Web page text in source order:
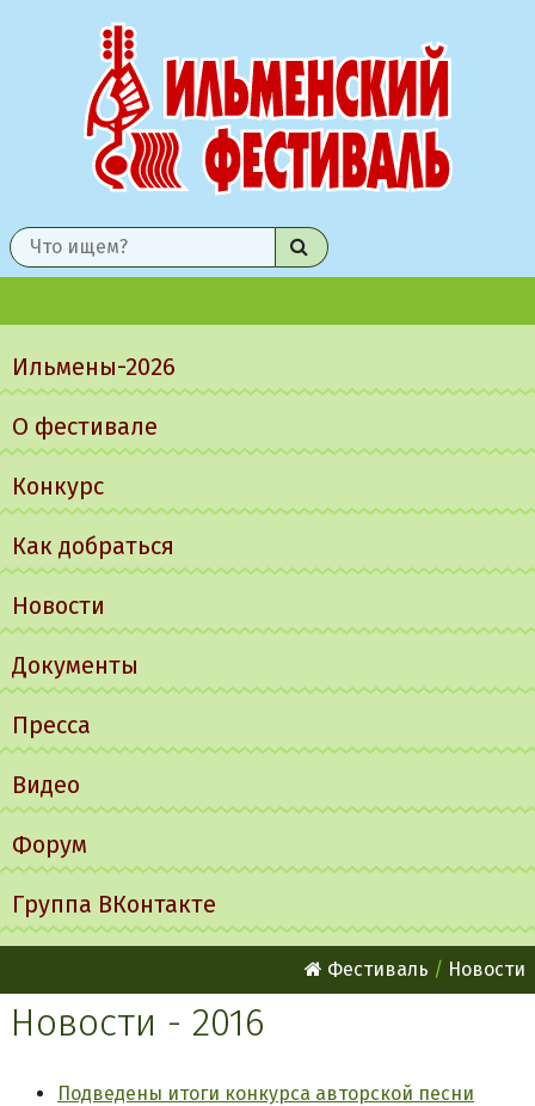
Найти
меню
Ильмены-2026
О фестивале
Конкурс
Как добраться
Новости
Документы
Пресса
Видео
Форум
Группа ВКонтакте
Фестиваль Новости
Новости - 2016
Подведены итоги конкурса авторской песни